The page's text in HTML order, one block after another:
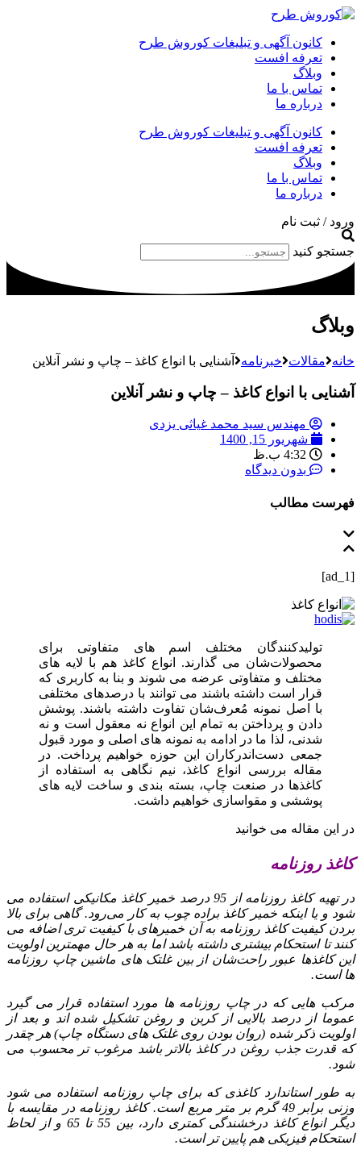
کانون آگهی و تبلیغات کوروش طرح
تعرفه افست
وبلاگ
تماس با ما
درباره ما
کانون آگهی و تبلیغات کوروش طرح
تعرفه افست
وبلاگ
تماس با ما
درباره ما
ورود / ثبت نام
جستجو کنید
وبلاگ
خانه مقالات خبرنامه آشنایی با انواع کاغذ – چاپ و نشر آنلاین
آشنایی با انواع کاغذ – چاپ و نشر آنلاین
مهندس سید محمد غیاثی یزدی
شهریور 15, 1400
4:32 ب.ظ
بدون دیدگاه
فهرست مطالب
[ad_1]
تولیدکنندگان مختلف اسم‌ های متفاوتی برای
محصولات‌شان می‌ گذارند. انواع کاغذ هم با لایه‌ های
مختلف و متفاوتی عرضه می‌ شوند و بنا به کاربری که
قرار است داشته باشند می‌ توانند با درصدهای مختلفی
با اصل نمونه مُعرف‌شان تفاوت داشته باشند. پوشش
دادن و پرداختن به تمام این انواع نه معقول است و نه
شدنی، لذا ما در ادامه به نمونه‌ های اصلی و مورد قبول
جمعی دست‌اندرکاران این حوزه خواهیم پرداخت. در
مقاله بررسی انواع کاغذ، نیم‌ نگاهی به استفاده از
کاغذها در صنعت چاپ، بسته‌ بندی و ساخت لایه‌ های
پوششی و مقواسازی خواهیم داشت.
در این مقاله می خوانید
کاغذ روزنامه
در تهیه کاغذ روزنامه از 95 درصد خمیر کاغذ مکانیکی استفاده می‌
شود و یا اینکه خمیر کاغذ براده چوب به کار می‌رود. گاهی برای بالا
بردن کیفیت کاغذ روزنامه به آن خمیرهای با کیفیت‌ تری اضافه می‌
کنند تا استحکام بیشتری داشته باشد اما به هر حال مهمترین اولویت
این کاغذها عبور راحت‌شان از بین غلتک‌ های ماشین چاپ روزنامه‌
ها است.
مرکب‌ هایی که در چاپ روزنامه‌ ها مورد استفاده قرار می‌ گیرد
عموما از درصد بالایی از کربن و روغن تشکیل شده‌ اند و بعد از
اولویت ذکر شده (روان بودن روی غلتک‌ های دستگاه چاپ) هر چقدر
که قدرت جذب روغن در کاغذ بالاتر باشد مرغوب‌ تر محسوب می‌
شود.
به طور استاندارد کاغذی که برای چاپ روزنامه استفاده می‌ شود
وزنی برابر 49 گرم بر متر مربع است. کاغذ روزنامه در مقایسه با
دیگر انواع کاغذ درخشندگی کمتری دارد، بین 55 تا 65 و از لحاظ
استحکام فیزیکی هم پایین‌ تر است.